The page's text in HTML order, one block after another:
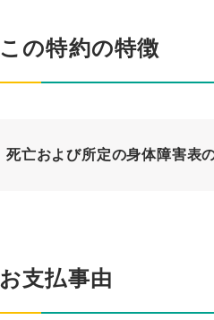
この特約の特徴
死亡および所定の身体障害表
お支払事由